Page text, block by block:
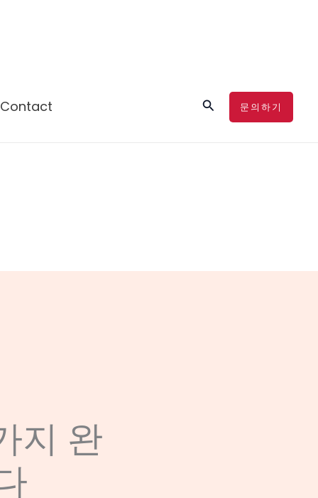
Contact
검
문의하기
지 완